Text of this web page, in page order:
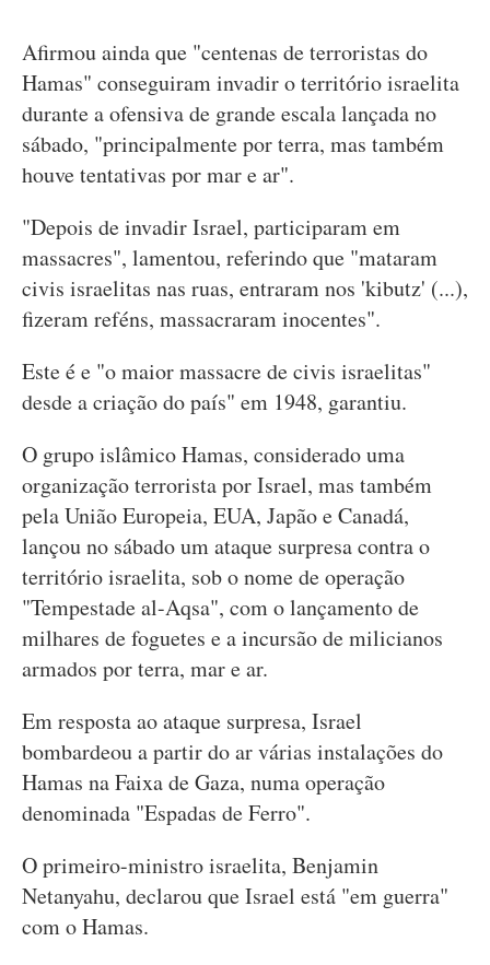
Afirmou ainda que "centenas de terroristas do
Hamas" conseguiram invadir o território israelita
durante a ofensiva de grande escala lançada no
sábado, "principalmente por terra, mas também
houve tentativas por mar e ar".
"Depois de invadir Israel, participaram em
massacres", lamentou, referindo que "mataram
civis israelitas nas ruas, entraram nos 'kibutz' (...),
fizeram reféns, massacraram inocentes".
Este é e "o maior massacre de civis israelitas"
desde a criação do país" em 1948, garantiu.
O grupo islâmico Hamas, considerado uma
organização terrorista por Israel, mas também
pela União Europeia, EUA, Japão e Canadá,
lançou no sábado um ataque surpresa contra o
território israelita, sob o nome de operação
"Tempestade al-Aqsa", com o lançamento de
milhares de foguetes e a incursão de milicianos
armados por terra, mar e ar.
Em resposta ao ataque surpresa, Israel
bombardeou a partir do ar várias instalações do
Hamas na Faixa de Gaza, numa operação
denominada "Espadas de Ferro".
O primeiro-ministro israelita, Benjamin
Netanyahu, declarou que Israel está "em guerra"
com o Hamas.